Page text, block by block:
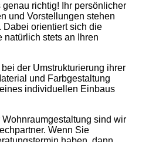
richtig! Ihr persönlicher
und Vorstellungen stehen
Dabei orientiert sich die
natürlich stets an Ihren
der Umstrukturierung ihrer
und Farbgestaltung
individuellen Einbaus
Wohnraumgestaltung sind wir
Wenn Sie